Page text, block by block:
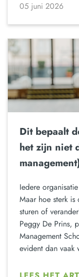
05 juni 2026
Dit bepaalt
het zijn niet
Iedere
Maar hoe sterk
sturen of
Peggy De Prins,
Management
evident dan vaak